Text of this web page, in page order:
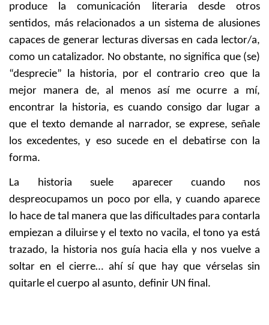
produce la comunicación literaria desde otros
sentidos, más relacionados a un sistema de alusiones
capaces de generar lecturas diversas en cada lector/a,
como un catalizador. No obstante, no significa que (se)
“desprecie” la historia, por el contrario creo que la
mejor manera de, al menos así me ocurre a mí,
encontrar la historia, es cuando consigo dar lugar a
que el texto demande al narrador, se exprese, señale
los excedentes, y eso sucede en el debatirse con la
forma.
La historia suele aparecer cuando nos
despreocupamos un poco por ella, y cuando aparece
lo hace de tal manera que las dificultades para contarla
empiezan a diluirse y el texto no vacila, el tono ya está
trazado, la historia nos guía hacia ella y nos vuelve a
soltar en el cierre… ahí sí que hay que vérselas sin
quitarle el cuerpo al asunto, definir UN final.